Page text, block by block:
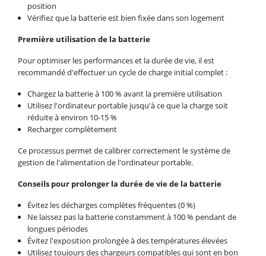
position
Vérifiez que la batterie est bien fixée dans son logement
Première utilisation de la batterie
Pour optimiser les performances et la durée de vie, il est
recommandé d'effectuer un cycle de charge initial complet :
Chargez la batterie à 100 % avant la première utilisation
Utilisez l'ordinateur portable jusqu'à ce que la charge soit
réduite à environ 10-15 %
Recharger complètement
Ce processus permet de calibrer correctement le système de
gestion de l'alimentation de l'ordinateur portable.
Conseils pour prolonger la durée de vie de la batterie
Évitez les décharges complètes fréquentes (0 %)
Ne laissez pas la batterie constamment à 100 % pendant de
longues périodes
Évitez l'exposition prolongée à des températures élevées
Utilisez toujours des chargeurs compatibles qui sont en bon